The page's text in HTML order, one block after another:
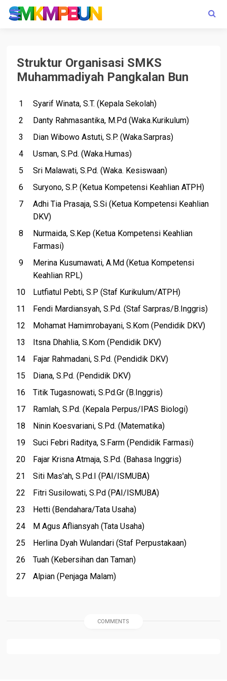
Struktur Organisasi SMKS
Muhammadiyah Pangkalan Bun
Syarif Winata, S.T. (Kepala Sekolah)
Danty Rahmasantika, M.Pd (Waka.Kurikulum)
Dian Wibowo Astuti, S.P. (Waka.Sarpras)
Usman, S.Pd. (Waka.Humas)
Sri Malawati, S.Pd. (Waka. Kesiswaan)
Suryono, S.P. (Ketua Kompetensi Keahlian ATPH)
Adhi Tia Prasaja, S.Si (Ketua Kompetensi Keahlian
DKV)
Nurmaida, S.Kep (Ketua Kompetensi Keahlian
Farmasi)
Merina Kusumawati, A.Md (Ketua Kompetensi
Keahlian RPL)
Lutfiatul Pebti, S.P (Staf Kurikulum/ATPH)
Fendi Mardiansyah, S.Pd. (Staf Sarpras/B.Inggris)
Mohamat Hamimrobayani, S.Kom (Pendidik DKV)
Itsna Dhahlia, S.Kom (Pendidik DKV)
Fajar Rahmadani, S.Pd. (Pendidik DKV)
Diana, S.Pd. (Pendidik DKV)
Titik Tugasnowati, S.Pd.Gr (B.Inggris)
Ramlah, S.Pd. (Kepala Perpus/IPAS Biologi)
Ninin Koesvariani, S.Pd. (Matematika)
Suci Febri Raditya, S.Farm (Pendidik Farmasi)
Fajar Krisna Atmaja, S.Pd. (Bahasa Inggris)
Siti Mas'ah, S.Pd.I (PAI/ISMUBA)
Fitri Susilowati, S.Pd (PAI/ISMUBA)
Hetti (Bendahara/Tata Usaha)
M Agus Afliansyah (Tata Usaha)
Herlina Dyah Wulandari (Staf Perpustakaan)
Tuah (Kebersihan dan Taman)
Alpian (Penjaga Malam)
COMMENTS